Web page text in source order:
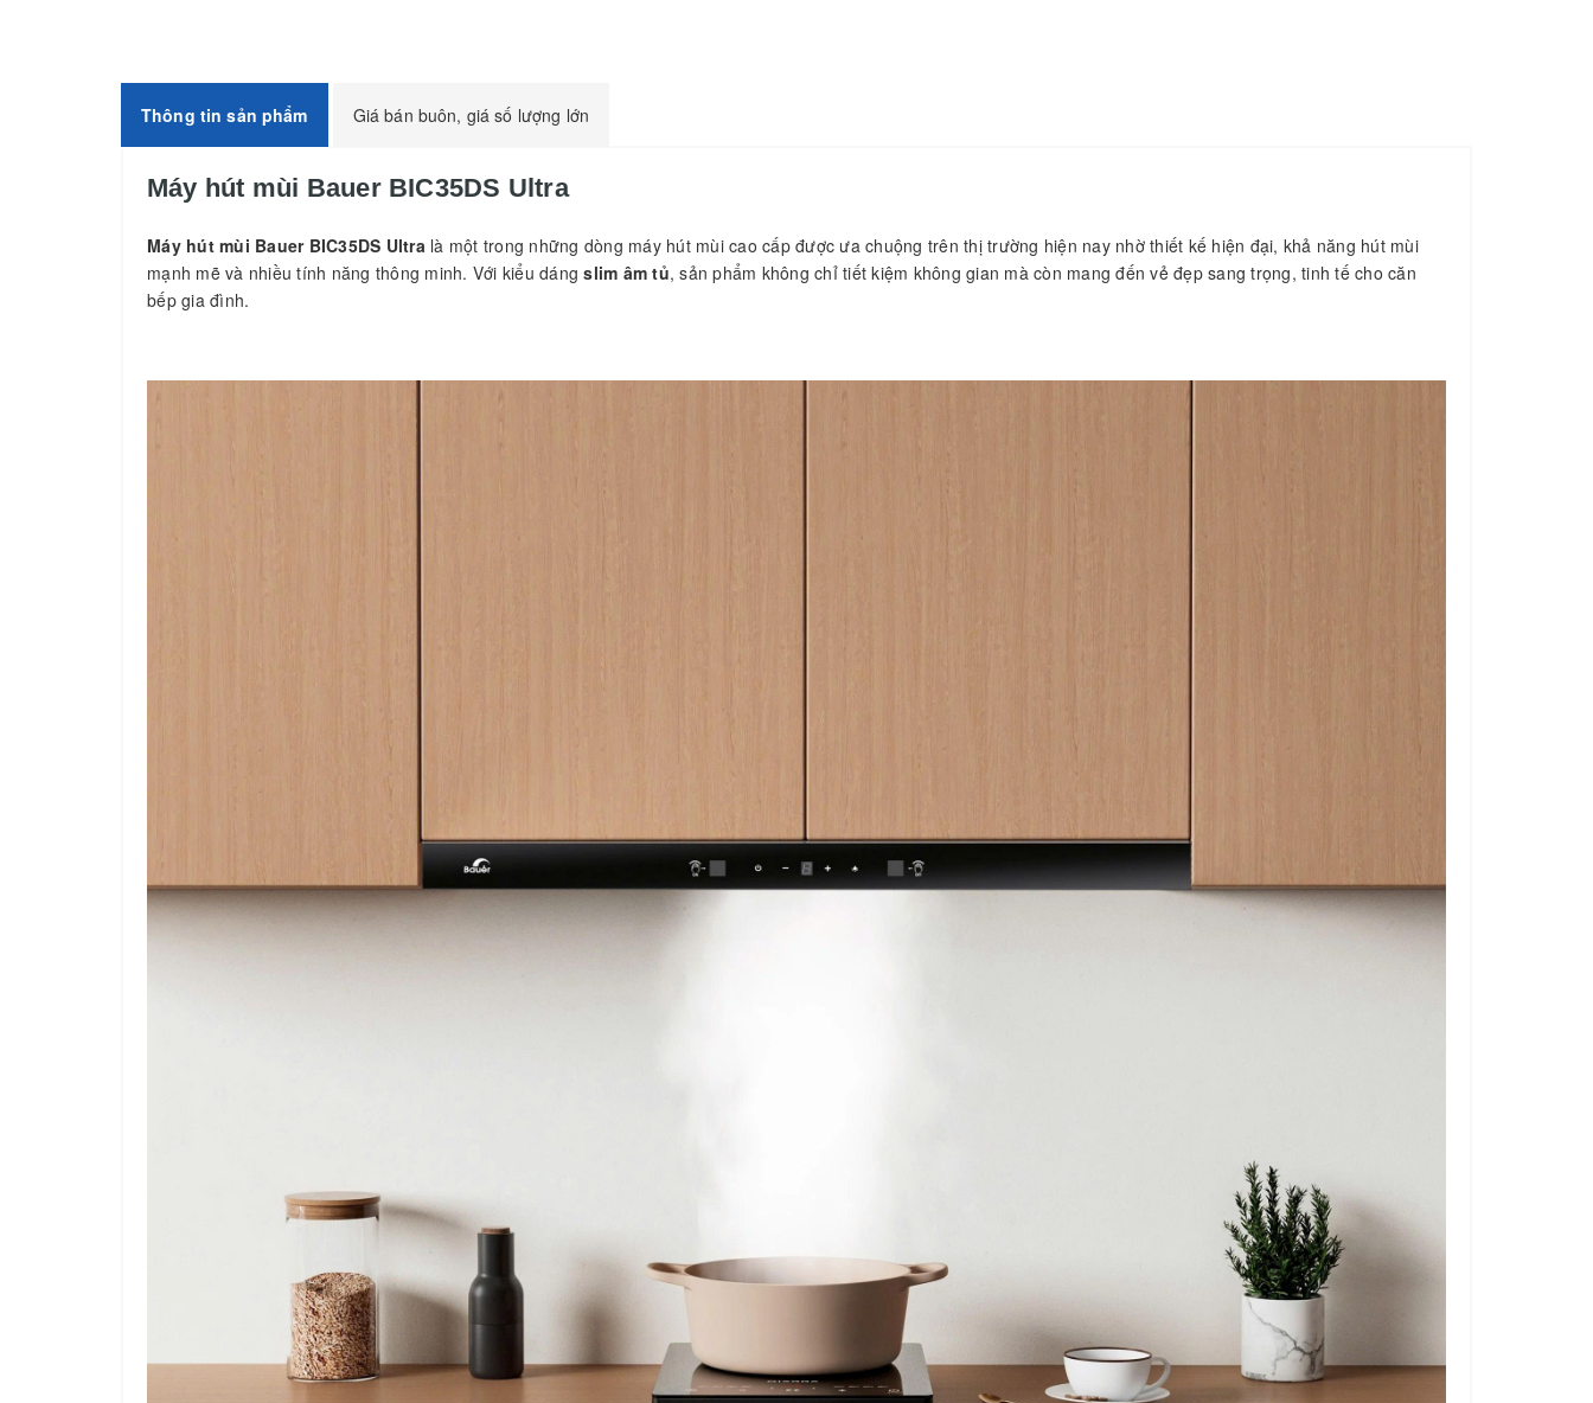
Thông tin sản phẩm Giá bán buôn, giá số lượng lớn
Máy hút mùi Bauer BIC35DS Ultra
Máy hút mùi Bauer BIC35DS Ultra là một trong những dòng máy hút mùi cao cấp được ưa chuộng trên thị trường hiện nay nhờ thiết kế hiện đại, khả năng hút mùi
mạnh mẽ và nhiều tính năng thông minh. Với kiểu dángslim âm tủ, sản phẩm không chỉ tiết kiệm không gian mà còn mang đến vẻ đẹp sang trọng, tinh tế cho căn
bếp gia đình.